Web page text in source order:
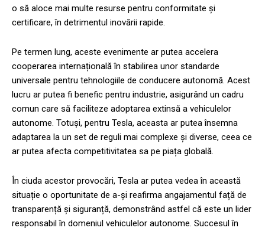
o să aloce mai multe resurse pentru conformitate și
certificare, în detrimentul inovării rapide.
Pe termen lung, aceste evenimente ar putea accelera
cooperarea internațională în stabilirea unor standarde
universale pentru tehnologiile de conducere autonomă. Acest
lucru ar putea fi benefic pentru industrie, asigurând un cadru
comun care să faciliteze adoptarea extinsă a vehiculelor
autonome. Totuși, pentru Tesla, aceasta ar putea însemna
adaptarea la un set de reguli mai complexe și diverse, ceea ce
ar putea afecta competitivitatea sa pe piața globală.
În ciuda acestor provocări, Tesla ar putea vedea în această
situație o oportunitate de a-și reafirma angajamentul față de
transparență și siguranță, demonstrând astfel că este un lider
responsabil în domeniul vehiculelor autonome. Succesul în